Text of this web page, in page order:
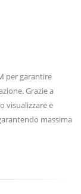
per garantire
Grazie a
visualizzare e
massima